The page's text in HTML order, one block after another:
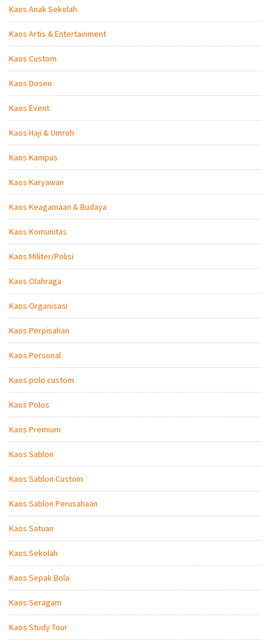
Kaos Anak Sekolah
Kaos Artis & Entertainment
Kaos Custom
Kaos Dosen
Kaos Event
Kaos Haji & Umroh
Kaos Kampus
Kaos Karyawan
Kaos Keagamaan & Budaya
Kaos Komunitas
Kaos Militer/Polisi
Kaos Olahraga
Kaos Organisasi
Kaos Perpisahan
Kaos Personal
Kaos polo custom
Kaos Polos
Kaos Premium
Kaos Sablon
Kaos Sablon Custom
Kaos Sablon Perusahaan
Kaos Satuan
Kaos Sekolah
Kaos Sepak Bola
Kaos Seragam
Kaos Study Tour